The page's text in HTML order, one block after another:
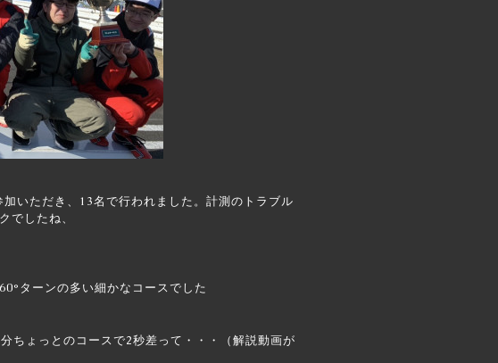
いただき、13名で行われました。計測のトラブル
でしたね、
ターンの多い細かなコースでした
ちょっとのコースで2秒差って・・・（解説動画が